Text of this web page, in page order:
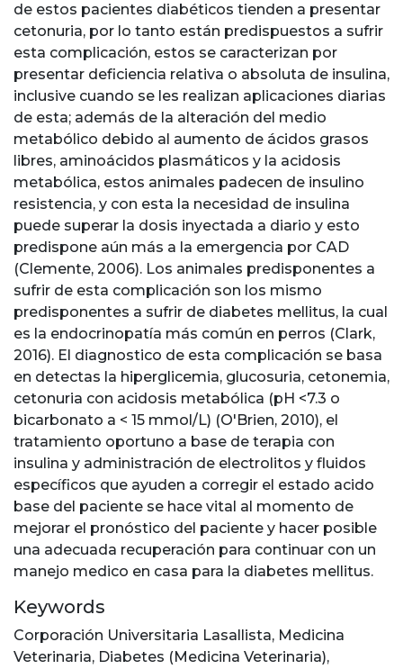
de estos pacientes diabéticos tienden a presentar
cetonuria, por lo tanto están predispuestos a sufrir
esta complicación, estos se caracterizan por
presentar deficiencia relativa o absoluta de insulina,
inclusive cuando se les realizan aplicaciones diarias
de esta; además de la alteración del medio
metabólico debido al aumento de ácidos grasos
libres, aminoácidos plasmáticos y la acidosis
metabólica, estos animales padecen de insulino
resistencia, y con esta la necesidad de insulina
puede superar la dosis inyectada a diario y esto
predispone aún más a la emergencia por CAD
(Clemente, 2006). Los animales predisponentes a
sufrir de esta complicación son los mismo
predisponentes a sufrir de diabetes mellitus, la cual
es la endocrinopatía más común en perros (Clark,
2016). El diagnostico de esta complicación se basa
en detectas la hiperglicemia, glucosuria, cetonemia,
cetonuria con acidosis metabólica (pH <7.3 o
bicarbonato a < 15 mmol/L) (O'Brien, 2010), el
tratamiento oportuno a base de terapia con
insulina y administración de electrolitos y fluidos
específicos que ayuden a corregir el estado acido
base del paciente se hace vital al momento de
mejorar el pronóstico del paciente y hacer posible
una adecuada recuperación para continuar con un
manejo medico en casa para la diabetes mellitus.
Keywords
Corporación Universitaria Lasallista, Medicina
Veterinaria, Diabetes (Medicina Veterinaria),